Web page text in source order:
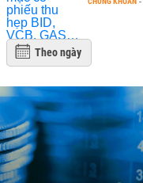
Theo ngày